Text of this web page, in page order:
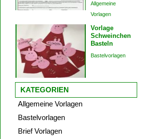
Allgemeine
Vorlagen
Vorlage
Schweinchen
Basteln
Bastelvorlagen
KATEGORIEN
Allgemeine Vorlagen
Bastelvorlagen
Brief Vorlagen